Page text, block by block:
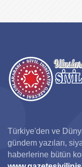
Türkiye'den ve
gündem yazıları,
haberlerine bütün